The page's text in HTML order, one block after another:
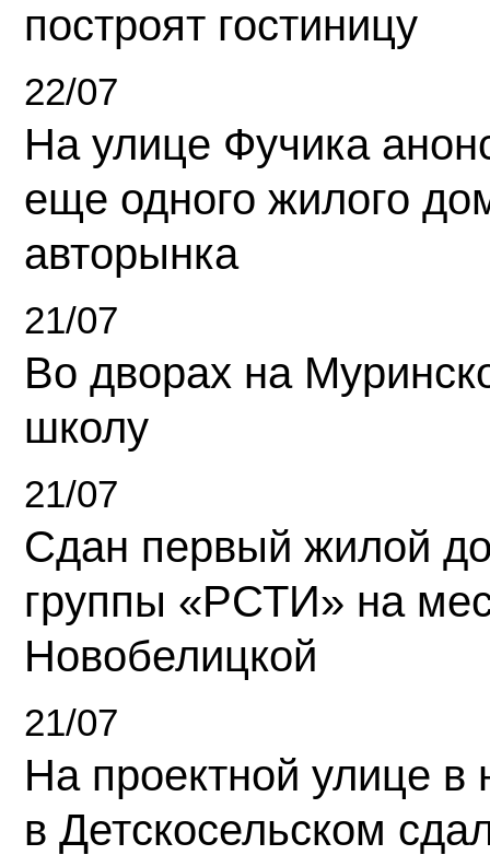
построят гостиницу
22/07
На улице Фучика
еще одного жилого
авторынка
21/07
Во дворах на
школу
21/07
Сдан первый жилой
группы «РСТИ» на
Новобелицкой
21/07
На проектной улице
в Детскосельском